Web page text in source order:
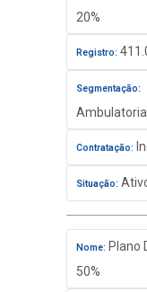
20%
Registro:
Segmentação:
Contratação:
Situação:
Nome: Plano
50%